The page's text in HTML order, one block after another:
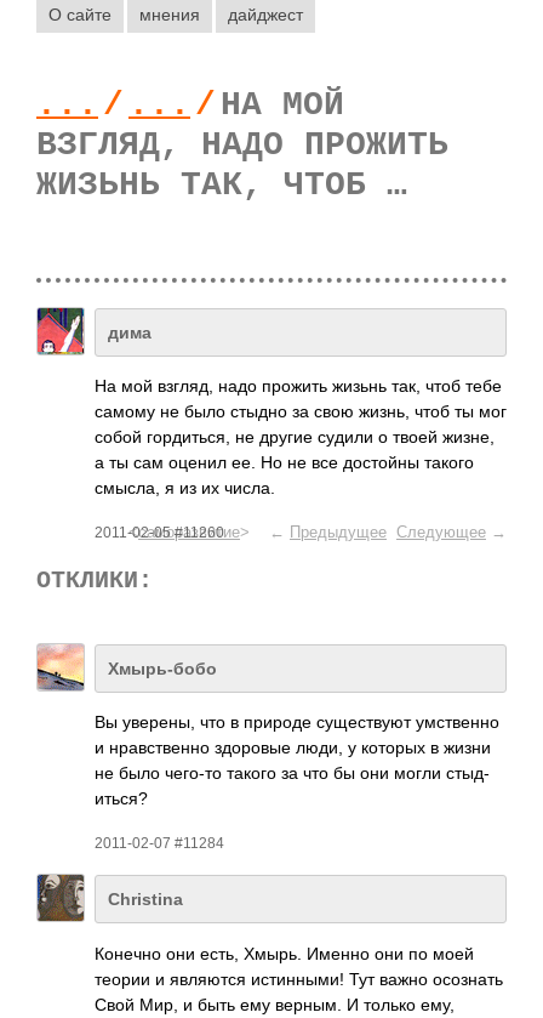
О сайте мнения дайджест
... / ... / НА МОЙ
ВЗГЛЯД, НАДО ПРОЖИТЬ
ЖИЗЬНЬ ТАК, ЧТОБ …
дима
На мой взгляд, надо прожить жизьнь так, чтоб тебе
самому не было стыдно за свою жизнь, чтоб ты мог
собой горд­иться, не другие судили о твоей жизне,
а ты сам оценил ее. Но не все дост­ойны такого
смысла, я из их числа.
2011-02-05 #11260
<саморазвитие> ← Предыдущее Следующее →
ОТКЛИКИ:
Хмырь-бобо
Вы увер­ены, что в природе суще­ствуют умст­венно
и нрав­стве­нно здор­овые люди, у которых в жизни
не было чего-то такого за что бы они могли стыд­
иться?
2011-02-07 #11284
Christina
Конечно они есть, Хмырь. Именно они по моей
теории и явля­ются исти­нными! Тут важно осоз­нать
Свой Мир, и быть ему верным. И только ему,